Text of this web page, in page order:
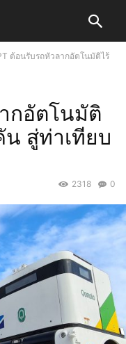
ต้อนรับรถหัวลากอัตโนมัติไร้
กอัตโนมัติ
สู่ท่าเทียบ
0
2318